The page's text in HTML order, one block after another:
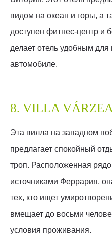
видом на океан и горы, а
доступен фитнес-центр и
делает отель удобным
автомобиле.
8. VILLA
Эта вилла на западном
предлагает спокойный
троп. Расположенная
источниками Феррария,
тех, кто ищет
вмещает до восьми
условия проживания.